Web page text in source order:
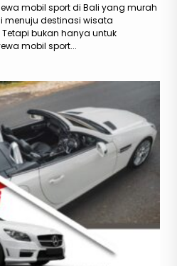
mobil sport di Bali yang murah
destinasi wisata
bukan hanya untuk
mobil sport...